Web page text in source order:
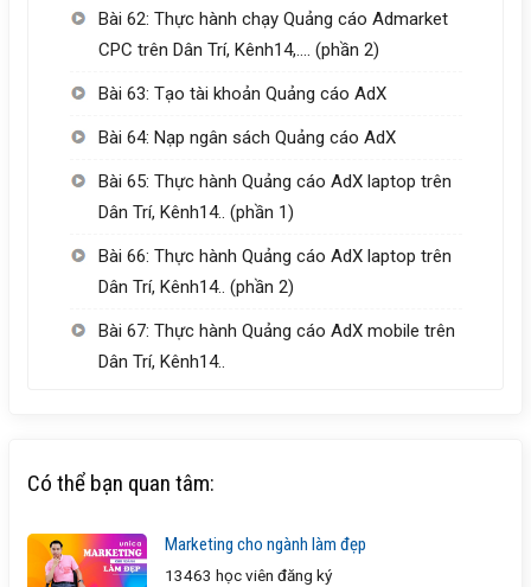
Bài 62: Thực hành chạy Quảng cáo Admarket
CPC trên Dân Trí, Kênh14,…. (phần 2)
Bài 63: Tạo tài khoản Quảng cáo AdX
Bài 64: Nạp ngân sách Quảng cáo AdX
Bài 65: Thực hành Quảng cáo AdX laptop trên
Dân Trí, Kênh14.. (phần 1)
Bài 66: Thực hành Quảng cáo AdX laptop trên
Dân Trí, Kênh14.. (phần 2)
Bài 67: Thực hành Quảng cáo AdX mobile trên
Dân Trí, Kênh14..
Có thể bạn quan tâm:
Marketing cho ngành làm đẹp
13463 học viên đăng ký